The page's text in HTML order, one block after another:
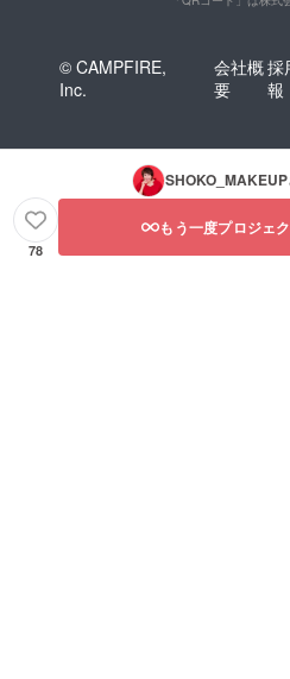
© CAMPFIRE,
Inc.
会社概
要
採
報
SHOKO_MAKEUP
78
もう一度プロジェ